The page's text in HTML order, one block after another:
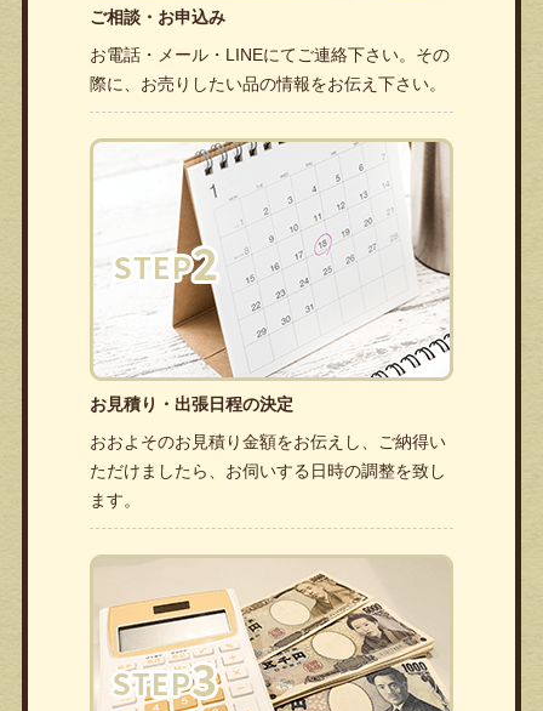
ご相談・お申込み
お電話・メール・LINEにてご連絡下さい。その
際に、お売りしたい品の情報をお伝え下さい。
お見積り・出張日程の決定
おおよそのお見積り金額をお伝えし、ご納得い
ただけましたら、お伺いする日時の調整を致し
ます。